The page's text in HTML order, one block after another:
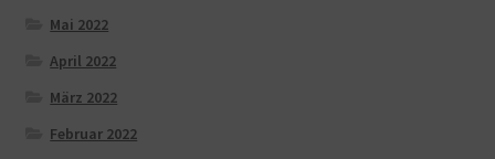
Mai 2022
April 2022
März 2022
Februar 2022